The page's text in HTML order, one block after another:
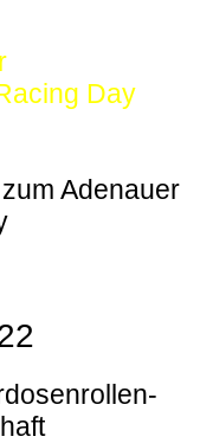
Day
Adenauer